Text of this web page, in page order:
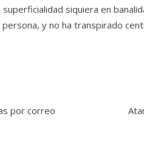
siquiera en
y no ha transpirado